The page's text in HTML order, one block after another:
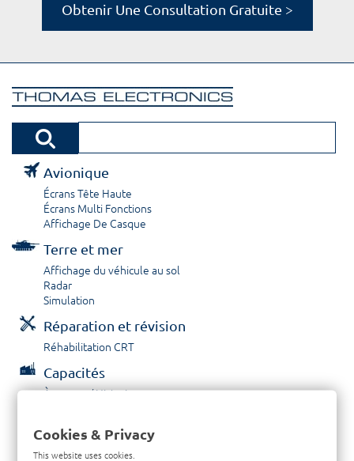
Obtenir Une Consultation Gratuite >
Avionique
Écrans Tête Haute
Écrans Multi Fonctions
Affichage De Casque
Terre et mer
Affichage du véhicule au sol
Radar
Simulation
Réparation et révision
Réhabilitation CRT
Capacités
À propos / Historique
Contactez nous
Cookies & Privacy
This website uses cookies.